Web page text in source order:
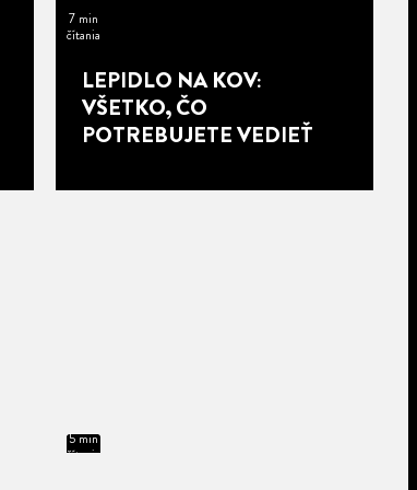
7 min
čítania
LEPIDLO NA KOV:
VŠETKO, ČO
POTREBUJETE VEDIEŤ
5 min
čítania